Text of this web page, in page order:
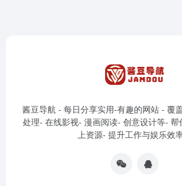
酱豆导航 - 每日分享实用-有趣的网站 - 覆
处理- 在线影视- 漫画阅读- 创意设计等- 帮
上资源- 提升工作与娱乐效率